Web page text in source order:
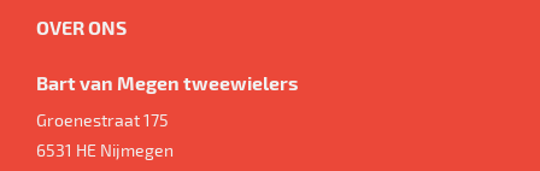
OVER ONS
Bart van Megen tweewielers
Groenestraat 175
6531 HE Nijmegen